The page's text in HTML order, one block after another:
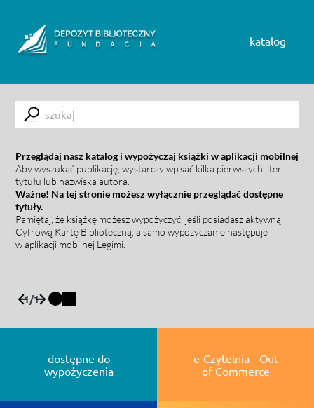
katalog
Submit
Przeglądaj nasz katalog i wypożyczaj książki w aplikacji mobilnej
Aby wyszukać publikację, wystarczy wpisać kilka pierwszych liter
tytułu lub nazwiska autora.
Ważne! Na tej stronie możesz wyłącznie przeglądać dostępne
tytuły.
Pamiętaj, że książkę możesz wypożyczyć, jeśli posiadasz aktywną
Cyfrową Kartę Biblioteczną, a samo wypożyczanie następuje
w aplikacji mobilnej Legimi.
1/1
dostępne do
wypożyczenia
e-Czytelnia Out
of Commerce